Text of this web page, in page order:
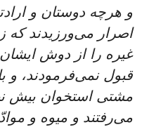
و هرچه دوستان و
اصرار می‌‏ورزيدند كه
غيره را از دوش ايشان
قبول نمی‌‏فرمودند، و
مشتى استخوان بيش
می‌رفتند و ميوه و